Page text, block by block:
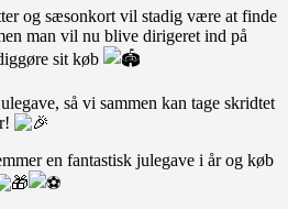
og sæsonkort vil stadig være at finde
man vil nu blive dirigeret ind på
sit køb
så vi sammen kan tage skridtet
en fantastisk julegave i år og køb